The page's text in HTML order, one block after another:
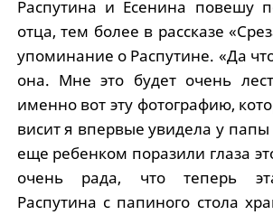
Распутина и Есенина повешу
отца, тем более в рассказе
упоминание о Распутине. «Да
она. Мне это будет очень
именно вот эту фотографию,
висит я впервые увидела у
еще ребенком поразили глаза
очень рада, что теперь
Распутина с папиного стола